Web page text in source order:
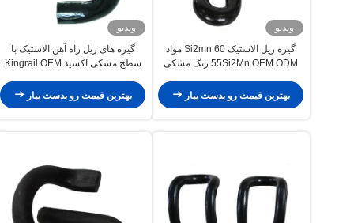
ویدیو
گیره ریل الاستیک 60 Si2mn مواد
55Si2Mn OEM ODM رنگ مشکی
بهترین قیمت رو بدست بیار
ویدیو
گیره های ریل راه آهن الاستیک با
سطح مشکی اکسید Kingrail OEM
بهترین قیمت رو بدست بیار